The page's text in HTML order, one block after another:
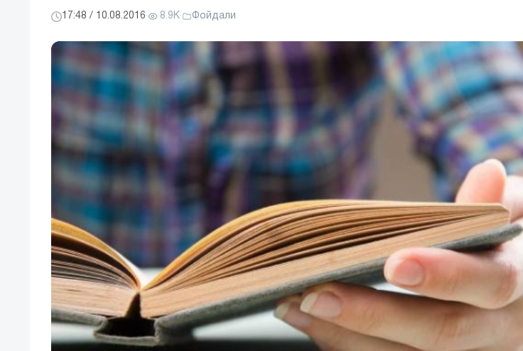
17:48 / 10.08.2016· 8.9K· Фойдали